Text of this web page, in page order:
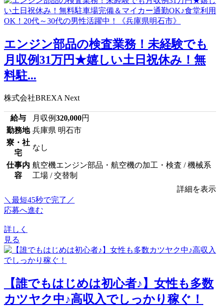
エンジン部品の検査業務！未経験でも
月収例31万円★嬉しい土日祝休み！無
料駐...
株式会社BREXA Next
給与 月収例320,000円
勤務地 兵庫県 明石市
寮・社
宅
なし
仕事内
容
航空機エンジン部品・航空機の加工・検査 / 機械系
工場 / 交替制
詳細を表示
＼最短45秒で完了／
応募へ進む
詳しく
見る
【誰でもはじめは初心者♪】女性も多数
カツヤク中♪高収入でしっかり稼ぐ！